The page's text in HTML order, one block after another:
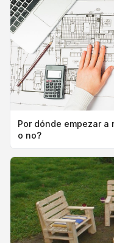
Por dónde empezar
o no?